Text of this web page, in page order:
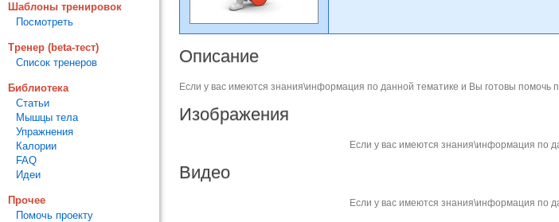
Описание
Если у вас имеются знания\информация по данной тематике и Вы готовы помочь
Изображения
Если у вас имеются знания\информация по
Видео
Если у вас имеются знания\информация по
Шаблоны тренировок
Посмотреть
Тренер (beta-тест)
Список тренеров
Библиотека
Статьи
Мышцы тела
Упражнения
Калории
FAQ
Идеи
Прочее
Помочь проекту